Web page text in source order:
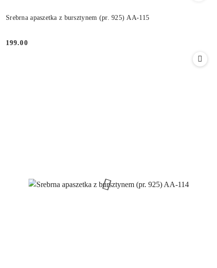
Srebrna apaszetka z bursztynem (pr. 925) AA-115
Cena:
199.00